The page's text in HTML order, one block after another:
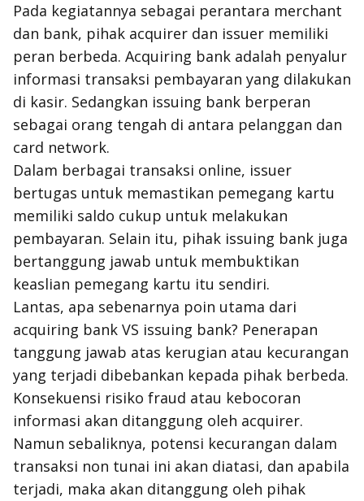
Pada kegiatannya sebagai perantara merchant
dan bank, pihak acquirer dan issuer memiliki
peran berbeda. Acquiring bank adalah penyalur
informasi transaksi pembayaran yang dilakukan
di kasir. Sedangkan issuing bank berperan
sebagai orang tengah di antara pelanggan dan
card network.
Dalam berbagai transaksi online, issuer
bertugas untuk memastikan pemegang kartu
memiliki saldo cukup untuk melakukan
pembayaran. Selain itu, pihak issuing bank juga
bertanggung jawab untuk membuktikan
keaslian pemegang kartu itu sendiri.
Lantas, apa sebenarnya poin utama dari
acquiring bank VS issuing bank? Penerapan
tanggung jawab atas kerugian atau kecurangan
yang terjadi dibebankan kepada pihak berbeda.
Konsekuensi risiko fraud atau kebocoran
informasi akan ditanggung oleh acquirer.
Namun sebaliknya, potensi kecurangan dalam
transaksi non tunai ini akan diatasi, dan apabila
terjadi, maka akan ditanggung oleh pihak